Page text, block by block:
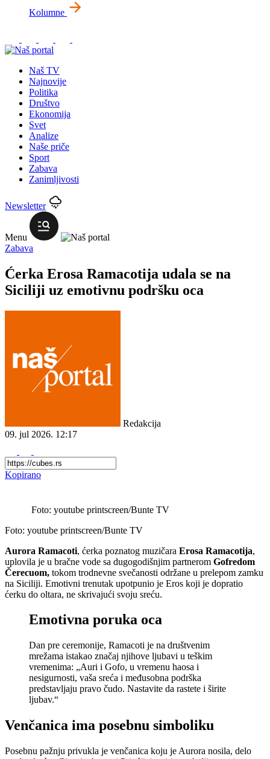
Kolumne
Naš TV
Najnovije
Politika
Društvo
Ekonomija
Svet
Analize
Naše priče
Sport
Zabava
Zanimljivosti
Newsletter
Menu
Zabava
Ćerka Erosa Ramacotija udala se na
Siciliji uz emotivnu podršku oca
Redakcija
09. jul 2026. 12:17
Kopirano
Foto: youtube printscreen/Bunte TV
Foto: youtube printscreen/Bunte TV
Aurora Ramacoti, ćerka poznatog muzičara Erosa Ramacotija,
uplovila je u bračne vode sa dugogodišnjim partnerom Gofredom
Čerecuom, tokom trodnevne svečanosti održane u prelepom zamku
na Siciliji. Emotivni trenutak upotpunio je Eros koji je dopratio
ćerku do oltara, ne skrivajući svoju sreću.
Emotivna poruka oca
Dan pre ceremonije, Ramacoti je na društvenim
mrežama istakao značaj njihove ljubavi u teškim
vremenima: „Auri i Gofo, u vremenu haosa i
nesigurnosti, vaša sreća i međusobna podrška
predstavljaju pravo čudo. Nastavite da rastete i širite
ljubav.“
Venčanica ima posebnu simboliku
Posebnu pažnju privukla je venčanica koju je Aurora nosila, delo